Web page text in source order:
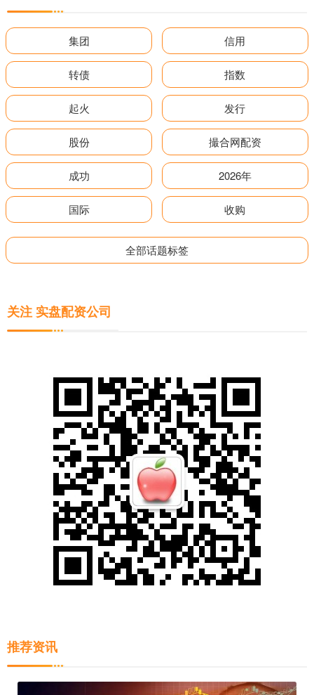
集团 信用
转债 指数
起火 发行
股份 撮合网配资
成功 2026年
国际 收购
全部话题标签
关注 实盘配资公司
推荐资讯